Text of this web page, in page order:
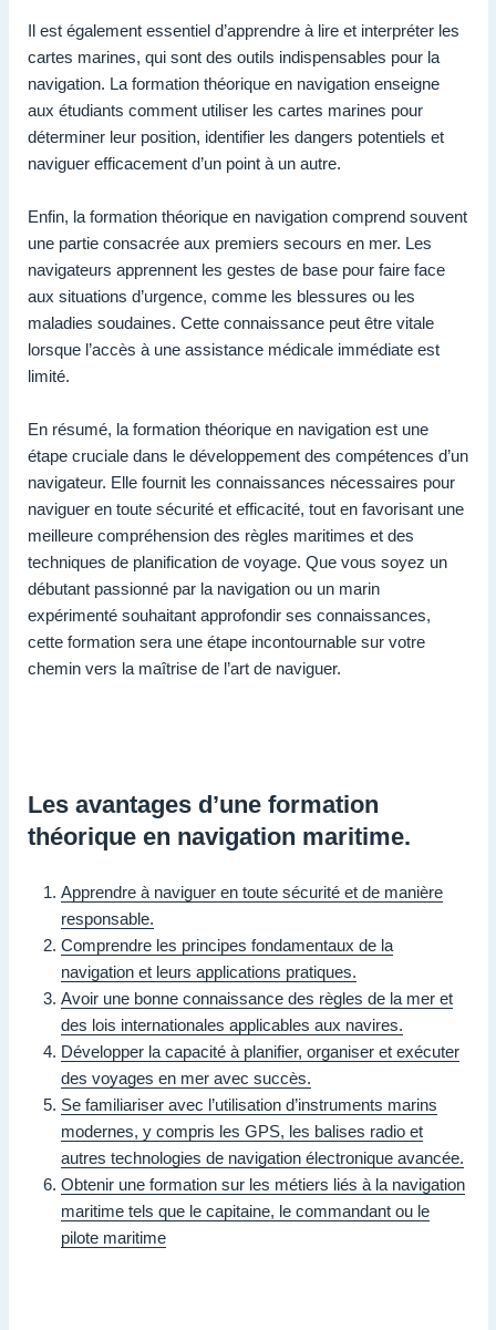
Il est également essentiel d’apprendre à lire et interpréter les
cartes marines, qui sont des outils indispensables pour la
navigation. La formation théorique en navigation enseigne
aux étudiants comment utiliser les cartes marines pour
déterminer leur position, identifier les dangers potentiels et
naviguer efficacement d’un point à un autre.
Enfin, la formation théorique en navigation comprend souvent
une partie consacrée aux premiers secours en mer. Les
navigateurs apprennent les gestes de base pour faire face
aux situations d’urgence, comme les blessures ou les
maladies soudaines. Cette connaissance peut être vitale
lorsque l’accès à une assistance médicale immédiate est
limité.
En résumé, la formation théorique en navigation est une
étape cruciale dans le développement des compétences d’un
navigateur. Elle fournit les connaissances nécessaires pour
naviguer en toute sécurité et efficacité, tout en favorisant une
meilleure compréhension des règles maritimes et des
techniques de planification de voyage. Que vous soyez un
débutant passionné par la navigation ou un marin
expérimenté souhaitant approfondir ses connaissances,
cette formation sera une étape incontournable sur votre
chemin vers la maîtrise de l’art de naviguer.
Les avantages d’une formation
théorique en navigation maritime.
Apprendre à naviguer en toute sécurité et de manière
responsable.
Comprendre les principes fondamentaux de la
navigation et leurs applications pratiques.
Avoir une bonne connaissance des règles de la mer et
des lois internationales applicables aux navires.
Développer la capacité à planifier, organiser et exécuter
des voyages en mer avec succès.
Se familiariser avec l’utilisation d’instruments marins
modernes, y compris les GPS, les balises radio et
autres technologies de navigation électronique avancée.
Obtenir une formation sur les métiers liés à la navigation
maritime tels que le capitaine, le commandant ou le
pilote maritime